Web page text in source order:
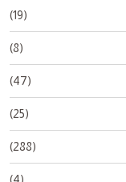
(19)
(8)
(47)
(25)
(288)